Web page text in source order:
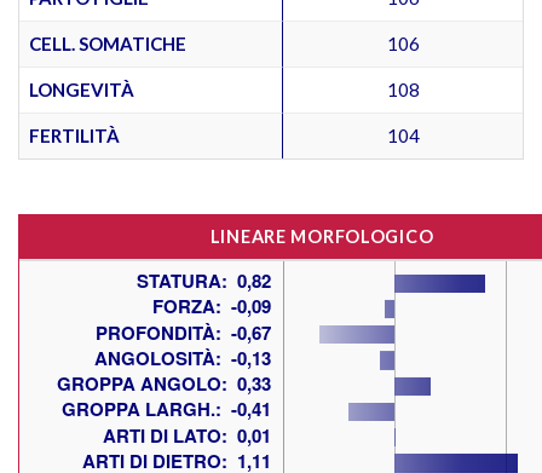
CELL. SOMATICHE 106
LONGEVITÀ 108
FERTILITÀ 104
LINEARE MORFOLOGICO